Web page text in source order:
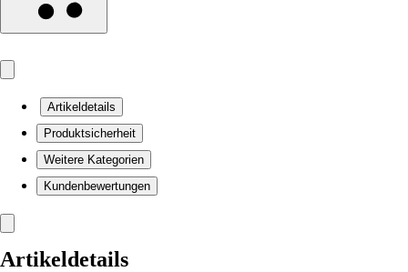
Artikeldetails
Produktsicherheit
Weitere Kategorien
Kundenbewertungen
Artikeldetails